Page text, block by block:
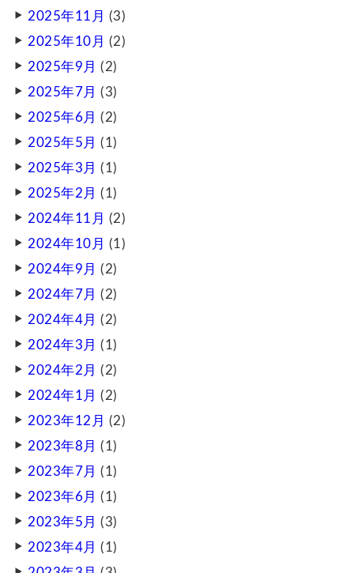
2025年11月 (3)
2025年10月 (2)
2025年9月 (2)
2025年7月 (3)
2025年6月 (2)
2025年5月 (1)
2025年3月 (1)
2025年2月 (1)
2024年11月 (2)
2024年10月 (1)
2024年9月 (2)
2024年7月 (2)
2024年4月 (2)
2024年3月 (1)
2024年2月 (2)
2024年1月 (2)
2023年12月 (2)
2023年8月 (1)
2023年7月 (1)
2023年6月 (1)
2023年5月 (3)
2023年4月 (1)